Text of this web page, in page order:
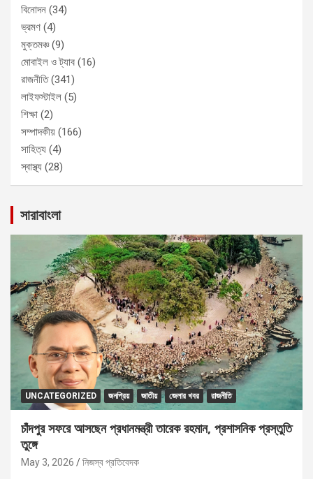
বিনোদন (34)
ভ্রমণ (4)
মুক্তমঞ্চ(9)
মোবাইল ও ট্যাব (16)
রাজনীতি(341)
লাইফস্টাইল (5)
শিক্ষা (2)
সম্পাদকীয় (166)
সাহিত্য (4)
স্বাস্থ্য (28)
সারাবাংলা
UNCATEGORIZED জনপ্রিয় জাতীয় জেলার খবর রাজনীতি
চাঁদপুর সফরে আসছেন প্রধানমন্ত্রী তারেক রহমান, প্রশাসনিক প্রস্তুতি
তুঙ্গে
May 3, 2026 নিজস্ব প্রতিবেদক